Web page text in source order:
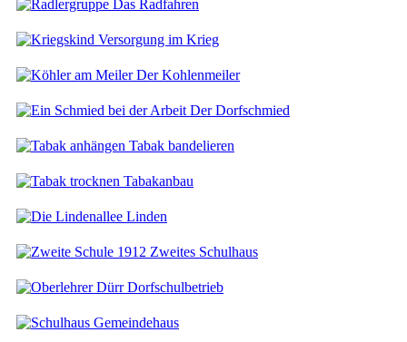
Das Radfahren
Versorgung im Krieg
Der Kohlenmeiler
Der Dorfschmied
Tabak bandelieren
Tabakanbau
Linden
Zweites Schulhaus
Dorfschulbetrieb
Gemeindehaus